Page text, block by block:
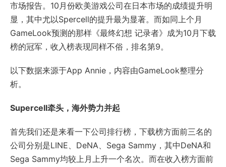
市场报告。10月份欧美游戏公司在日本市场的成绩提升明
显，其中尤以Spercell的提升最为显著。而如同上个月
GameLook预测的那样《最终幻想 记录者》成为10月下载
榜的冠军，收入榜表现同样不俗，排名第9。
以下数据来源于App Annie，内容由GameLook整理分
析。
Supercell牵头，海外势力并起
首先我们还是来看一下公司排行榜，下载榜方面前三名的
公司分别是LINE、DeNA、Sega Sammy，其中DeNA和
Sega Sammy均较上月上升一个名次。而在收入榜方面前